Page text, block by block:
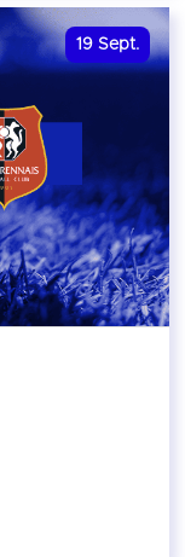
19 Sept.